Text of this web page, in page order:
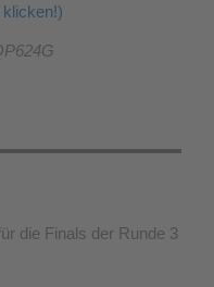
die Finals der Runde 3